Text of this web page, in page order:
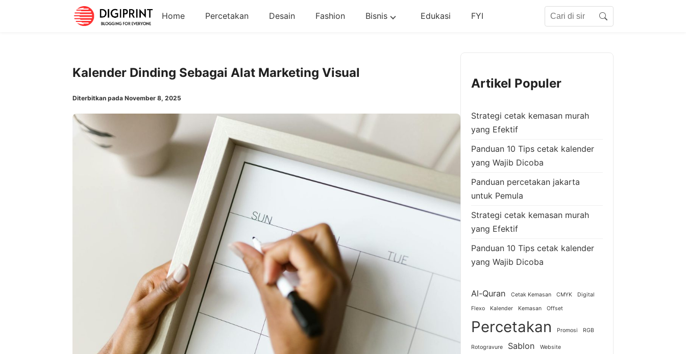
Home Percetakan Desain Fashion Bisnis Edukasi FYI Search
Kalender Dinding Sebagai Alat Marketing Visual
Diterbitkan pada November 8, 2025
Artikel Populer
Strategi cetak kemasan murah
yang Efektif
Panduan 10 Tips cetak kalender
yang Wajib Dicoba
Panduan percetakan jakarta
untuk Pemula
Strategi cetak kemasan murah
yang Efektif
Panduan 10 Tips cetak kalender
yang Wajib Dicoba
Al-Quran Cetak Kemasan CMYK Digital
Flexo Kalender Kemasan Offset
Percetakan Promosi RGB
Rotogravure Sablon Website